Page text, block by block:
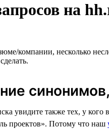
на
компании, несколько
увидите также тех, у
проектов». Потому что наш